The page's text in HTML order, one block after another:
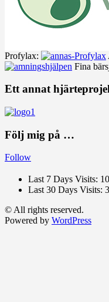
Profylax:
Fina
Ett annat
Följ mig på …
Follow
Last 7 Days Visits:
Last 30 Days Visits:
© All rights reserved.
Powered by WordPress